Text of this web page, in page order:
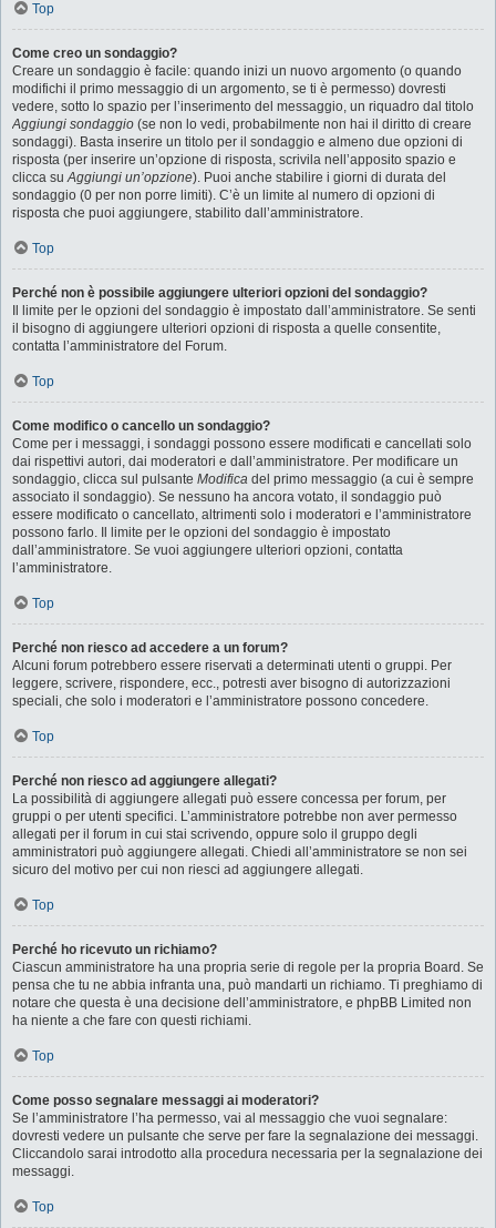
Top
Come creo un sondaggio?
Creare un sondaggio è facile: quando inizi un nuovo argomento (o quando
modifichi il primo messaggio di un argomento, se ti è permesso) dovresti
vedere, sotto lo spazio per l’inserimento del messaggio, un riquadro dal titolo
Aggiungi sondaggio (se non lo vedi, probabilmente non hai il diritto di creare
sondaggi). Basta inserire un titolo per il sondaggio e almeno due opzioni di
risposta (per inserire un’opzione di risposta, scrivila nell’apposito spazio e
clicca suAggiungi un’opzione). Puoi anche stabilire i giorni di durata del
sondaggio (0 per non porre limiti). C’è un limite al numero di opzioni di
risposta che puoi aggiungere, stabilito dall’amministratore.
Top
Perché non è possibile aggiungere ulteriori opzioni del sondaggio?
Il limite per le opzioni del sondaggio è impostato dall’amministratore. Se senti
il bisogno di aggiungere ulteriori opzioni di risposta a quelle consentite,
contatta l’amministratore del Forum.
Top
Come modifico o cancello un sondaggio?
Come per i messaggi, i sondaggi possono essere modificati e cancellati solo
dai rispettivi autori, dai moderatori e dall’amministratore. Per modificare un
sondaggio, clicca sul pulsante Modifica del primo messaggio (a cui è sempre
associato il sondaggio). Se nessuno ha ancora votato, il sondaggio può
essere modificato o cancellato, altrimenti solo i moderatori e l’amministratore
possono farlo. Il limite per le opzioni del sondaggio è impostato
dall’amministratore. Se vuoi aggiungere ulteriori opzioni, contatta
l’amministratore.
Top
Perché non riesco ad accedere a un forum?
Alcuni forum potrebbero essere riservati a determinati utenti o gruppi. Per
leggere, scrivere, rispondere, ecc., potresti aver bisogno di autorizzazioni
speciali, che solo i moderatori e l’amministratore possono concedere.
Top
Perché non riesco ad aggiungere allegati?
La possibilità di aggiungere allegati può essere concessa per forum, per
gruppi o per utenti specifici. L’amministratore potrebbe non aver permesso
allegati per il forum in cui stai scrivendo, oppure solo il gruppo degli
amministratori può aggiungere allegati. Chiedi all’amministratore se non sei
sicuro del motivo per cui non riesci ad aggiungere allegati.
Top
Perché ho ricevuto un richiamo?
Ciascun amministratore ha una propria serie di regole per la propria Board. Se
pensa che tu ne abbia infranta una, può mandarti un richiamo. Ti preghiamo di
notare che questa è una decisione dell’amministratore, e phpBB Limited non
ha niente a che fare con questi richiami.
Top
Come posso segnalare messaggi ai moderatori?
Se l’amministratore l’ha permesso, vai al messaggio che vuoi segnalare:
dovresti vedere un pulsante che serve per fare la segnalazione dei messaggi.
Cliccandolo sarai introdotto alla procedura necessaria per la segnalazione dei
messaggi.
Top